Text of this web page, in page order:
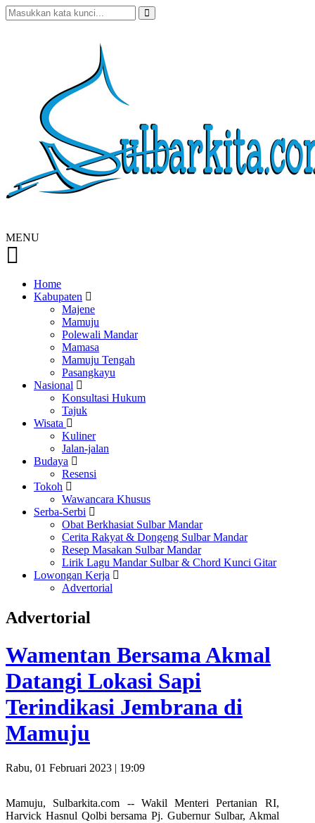
MENU
Home
Kabupaten
Majene
Mamuju
Polewali Mandar
Mamasa
Mamuju Tengah
Pasangkayu
Nasional
Konsultasi Hukum
Tajuk
Wisata
Kuliner
Jalan-jalan
Budaya
Resensi
Tokoh
Wawancara Khusus
Serba-Serbi
Obat Berkhasiat Sulbar Mandar
Cerita Rakyat & Dongeng Sulbar Mandar
Resep Masakan Sulbar Mandar
Lirik Lagu Mandar Sulbar & Chord Kunci Gitar
Lowongan Kerja
Advertorial
Advertorial
Wamentan Bersama Akmal
Datangi Lokasi Sapi
Terindikasi Jembrana di
Mamuju
Rabu, 01 Februari 2023 | 19:09
Mamuju, Sulbarkita.com -- Wakil Menteri Pertanian RI,
Harvick Hasnul Qolbi bersama Pj. Gubernur Sulbar, Akmal